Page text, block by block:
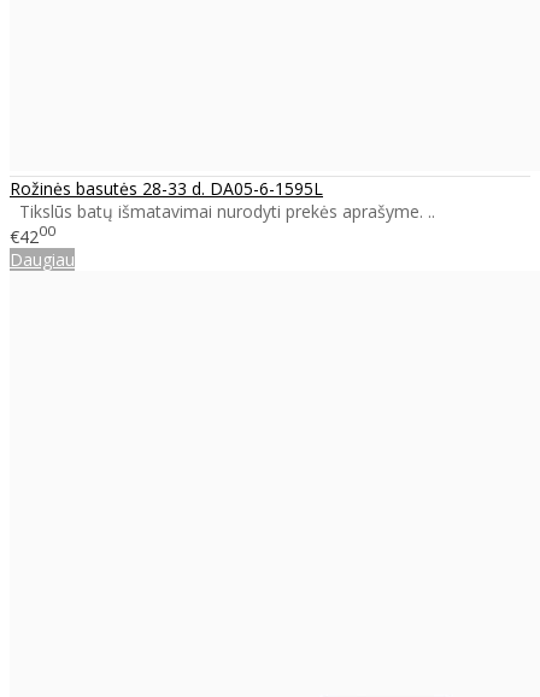
Rožinės basutės 28-33 d. DA05-6-1595L
Tikslūs batų išmatavimai nurodyti prekės aprašyme. ..
€4200
Daugiau